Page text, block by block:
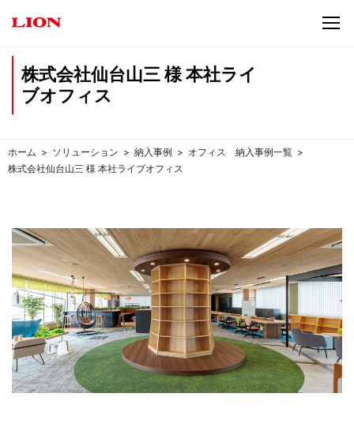
株式会社仙台山三 様 本社ライ
ブオフィス
ホーム ソリューション 納入事例
オフィス 納入事例一覧
株式会社仙台山三 様 本社ライブオフィス